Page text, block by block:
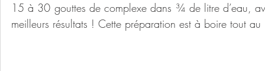
15 à 30 gouttes de complexe dans ¾ de litre d’eau,
meilleurs résultats ! Cette préparation est à boire tout